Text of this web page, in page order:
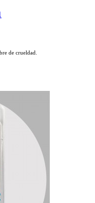
de crueldad.